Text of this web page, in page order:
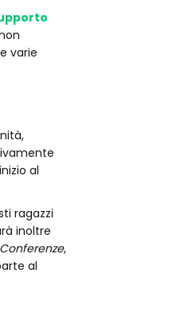
varie
al
ragazzi
inoltre
,
al